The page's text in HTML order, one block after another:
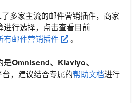
多家主流的邮件营销插件，商家
进行选择，点击查看目前
有邮件营销插件 。
是Omnisend、Klaviyo、
，建议结合专属的帮助文档进行